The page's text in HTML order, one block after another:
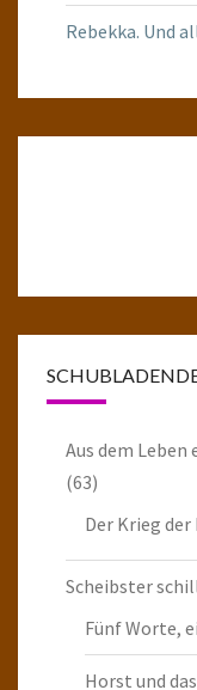
Rebekka. Und
Aus dem
(63)
Der Krieg der
Scheibster
Fünf Worte,
Horst und